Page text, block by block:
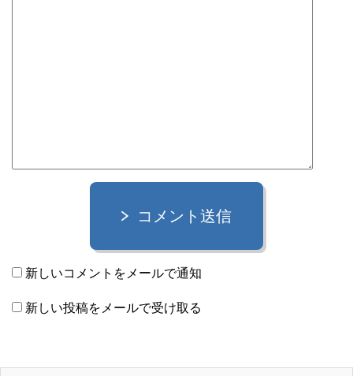
コメント送信
新しいコメントをメールで通知
新しい投稿をメールで受け取る